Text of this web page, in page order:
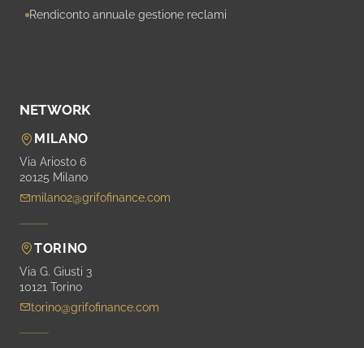
Rendiconto annuale gestione reclami
NETWORK
MILANO
Via Ariosto 6
20125 Milano
milano2@grifofinance.com
TORINO
Via G. Giusti 3
10121 Torino
torino@grifofinance.com